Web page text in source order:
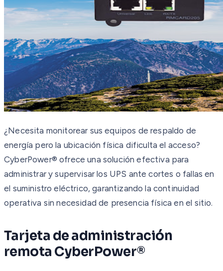
¿Necesita monitorear sus equipos de respaldo de
energía pero la ubicación física dificulta el acceso?
CyberPower® ofrece una solución efectiva para
administrar y supervisar los UPS ante cortes o fallas en
el suministro eléctrico, garantizando la continuidad
operativa sin necesidad de presencia física en el sitio.
Tarjeta de administración
remota CyberPower®